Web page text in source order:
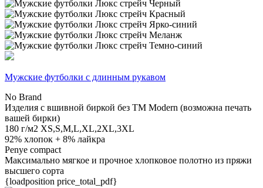
Мужские футболки с длинным рукавом
No Brand
Изделия с вшивной биркой без TM Modern (возможна печать
вашей бирки)
180 г/м2 XS,S,M,L,XL,2XL,3XL
92% хлопок + 8% лайкра
Penye compact
Максимально мягкое и прочное хлопковое полотно из пряжи
высшего сорта
{loadposition price_total_pdf}